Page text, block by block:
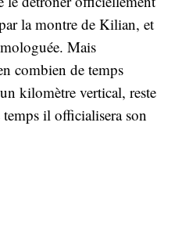
la montre de Kilian, et
Mais
combien de temps
kilomètre vertical, reste
il officialisera son